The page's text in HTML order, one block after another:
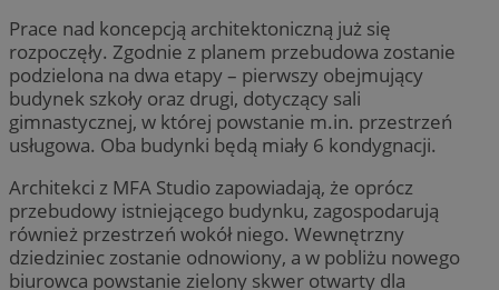
Prace nad koncepcją architektoniczną już się
rozpoczęły. Zgodnie z planem przebudowa zostanie
podzielona na dwa etapy – pierwszy obejmujący
budynek szkoły oraz drugi, dotyczący sali
gimnastycznej, w której powstanie m.in. przestrzeń
usługowa. Oba budynki będą miały 6 kondygnacji.
Architekci z MFA Studio zapowiadają, że oprócz
przebudowy istniejącego budynku, zagospodarują
również przestrzeń wokół niego. Wewnętrzny
dziedziniec zostanie odnowiony, a w pobliżu nowego
biurowca powstanie zielony skwer otwarty dla